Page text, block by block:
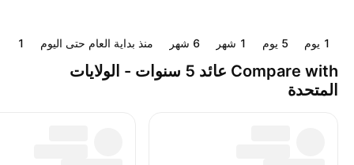
‎‎1‎ يوم ‎‎5‎ يوم ‎1‎ شهر ‎6‎ شهر منذ بداية العام حتى اليوم ‎1‎ سنة
Compare with عائد 5 سنوات - الولايات
المتحدة